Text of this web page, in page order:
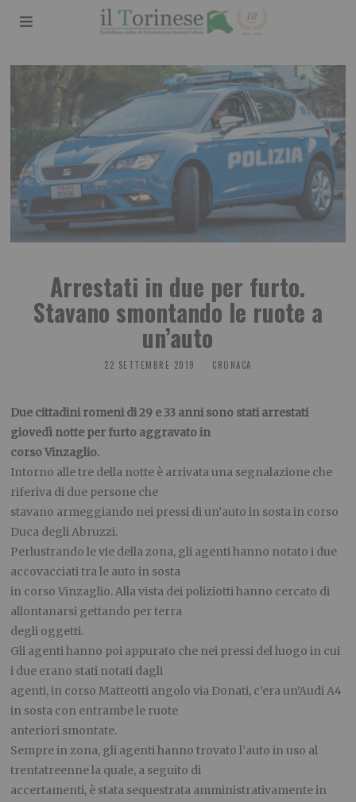
Arrestati in due per furto.
Stavano smontando le ruote a
un’auto
22 SETTEMBRE 2019 CRONACA
Due cittadini romeni di 29 e 33 anni sono stati arrestati
giovedì notte per furto aggravato in
corso Vinzaglio.
Intorno alle tre della notte è arrivata una segnalazione che
riferiva di due persone che
stavano armeggiando nei pressi di un’auto in sosta in corso
Duca degli Abruzzi.
Perlustrando le vie della zona, gli agenti hanno notato i due
accovacciati tra le auto in sosta
in corso Vinzaglio. Alla vista dei poliziotti hanno cercato di
allontanarsi gettando per terra
degli oggetti.
Gli agenti hanno poi appurato che nei pressi del luogo in cui
i due erano stati notati dagli
agenti, in corso Matteotti angolo via Donati, c’era un’Audi A4
in sosta con entrambe le ruote
anteriori smontate.
Sempre in zona, gli agenti hanno trovato l’auto in uso al
trentatreenne la quale, a seguito di
accertamenti, è stata sequestrata amministrativamente in